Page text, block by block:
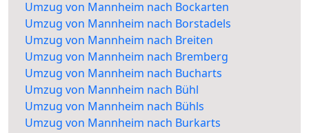
Umzug von Mannheim nach Bockarten
Umzug von Mannheim nach Borstadels
Umzug von Mannheim nach Breiten
Umzug von Mannheim nach Bremberg
Umzug von Mannheim nach Bucharts
Umzug von Mannheim nach Bühl
Umzug von Mannheim nach Bühls
Umzug von Mannheim nach Burkarts